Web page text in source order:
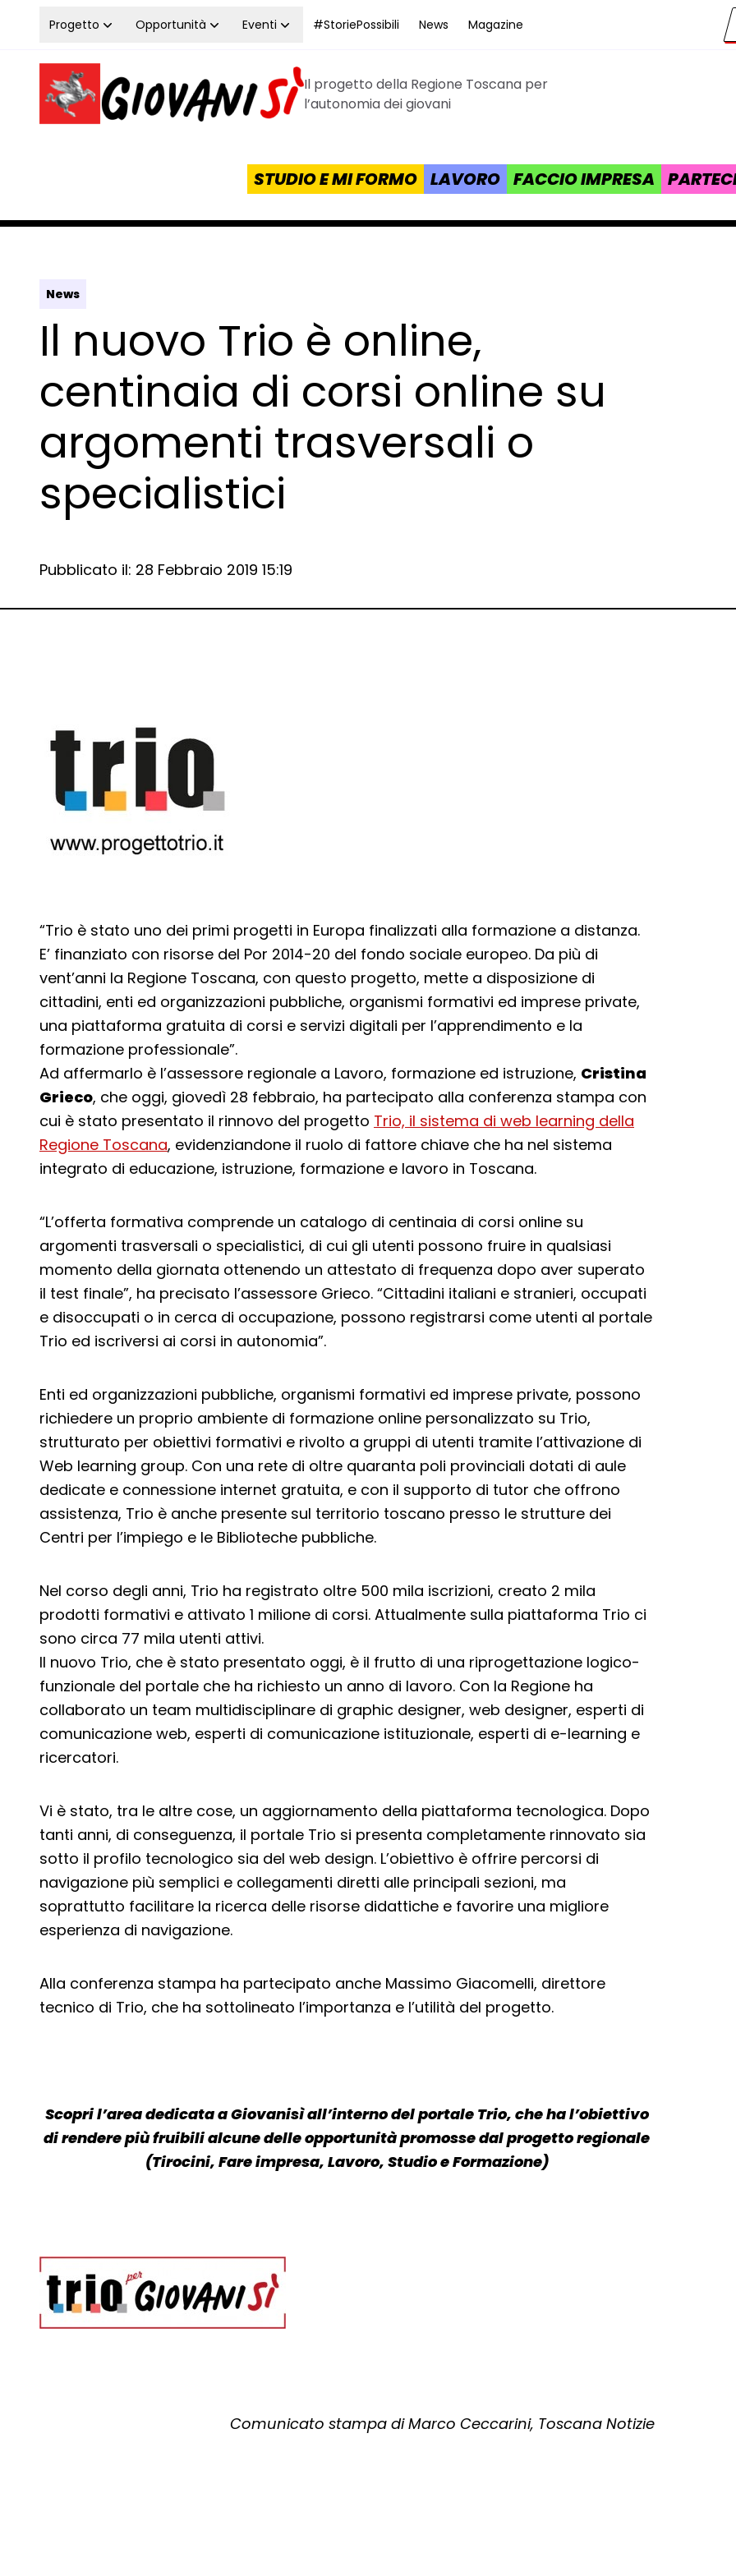
Vai al contenuto
Progetto Opportunità Eventi #StoriePossibili News Magazine
Homepage Giovanisì - Progetto della Regione Toscana
Il progetto della Regione Toscana per
l’autonomia dei giovani
STUDIO E MI FORMO LAVORO FACCIO IMPRESA
News
Il nuovo Trio è online,
centinaia di corsi online su
argomenti trasversali o
specialistici
Data e ora:
Pubblicato il: 28 Febbraio 2019 15:19
“Trio è stato uno dei primi progetti in Europa finalizzati alla formazione a distanza.
E’ finanziato con risorse del Por 2014-20 del fondo sociale europeo. Da più di
vent’anni la Regione Toscana, con questo progetto, mette a disposizione di
cittadini, enti ed organizzazioni pubbliche, organismi formativi ed imprese private,
una piattaforma gratuita di corsi e servizi digitali per l’apprendimento e la
formazione professionale”.
Ad affermarlo è l’assessore regionale a Lavoro, formazione ed istruzione, Cristina
Grieco, che oggi, giovedì 28 febbraio, ha partecipato alla conferenza stampa con
cui è stato presentato il rinnovo del progetto Trio, il sistema di web learning della
Regione Toscana, evidenziandone il ruolo di fattore chiave che ha nel sistema
integrato di educazione, istruzione, formazione e lavoro in Toscana.
“L’offerta formativa comprende un catalogo di centinaia di corsi online su
argomenti trasversali o specialistici, di cui gli utenti possono fruire in qualsiasi
momento della giornata ottenendo un attestato di frequenza dopo aver superato
il test finale”, ha precisato l’assessore Grieco. “Cittadini italiani e stranieri, occupati
e disoccupati o in cerca di occupazione, possono registrarsi come utenti al portale
Trio ed iscriversi ai corsi in autonomia”.
Enti ed organizzazioni pubbliche, organismi formativi ed imprese private, possono
richiedere un proprio ambiente di formazione online personalizzato su Trio,
strutturato per obiettivi formativi e rivolto a gruppi di utenti tramite l’attivazione di
Web learning group. Con una rete di oltre quaranta poli provinciali dotati di aule
dedicate e connessione internet gratuita, e con il supporto di tutor che offrono
assistenza, Trio è anche presente sul territorio toscano presso le strutture dei
Centri per l’impiego e le Biblioteche pubbliche.
Nel corso degli anni, Trio ha registrato oltre 500 mila iscrizioni, creato 2 mila
prodotti formativi e attivato 1 milione di corsi. Attualmente sulla piattaforma Trio ci
sono circa 77 mila utenti attivi.
Il nuovo Trio, che è stato presentato oggi, è il frutto di una riprogettazione logico-
funzionale del portale che ha richiesto un anno di lavoro. Con la Regione ha
collaborato un team multidisciplinare di graphic designer, web designer, esperti di
comunicazione web, esperti di comunicazione istituzionale, esperti di e-learning e
ricercatori.
Vi è stato, tra le altre cose, un aggiornamento della piattaforma tecnologica. Dopo
tanti anni, di conseguenza, il portale Trio si presenta completamente rinnovato sia
sotto il profilo tecnologico sia del web design. L’obiettivo è offrire percorsi di
navigazione più semplici e collegamenti diretti alle principali sezioni, ma
soprattutto facilitare la ricerca delle risorse didattiche e favorire una migliore
esperienza di navigazione.
Alla conferenza stampa ha partecipato anche Massimo Giacomelli, direttore
tecnico di Trio, che ha sottolineato l’importanza e l’utilità del progetto.
Scopri l’area dedicata a Giovanisì all’interno del portale Trio, che ha l’obiettivo
di rendere più fruibili alcune delle opportunità promosse dal progetto regionale
(Tirocini, Fare impresa, Lavoro, Studio e Formazione)
Comunicato stampa di Marco Ceccarini, Toscana Notizie